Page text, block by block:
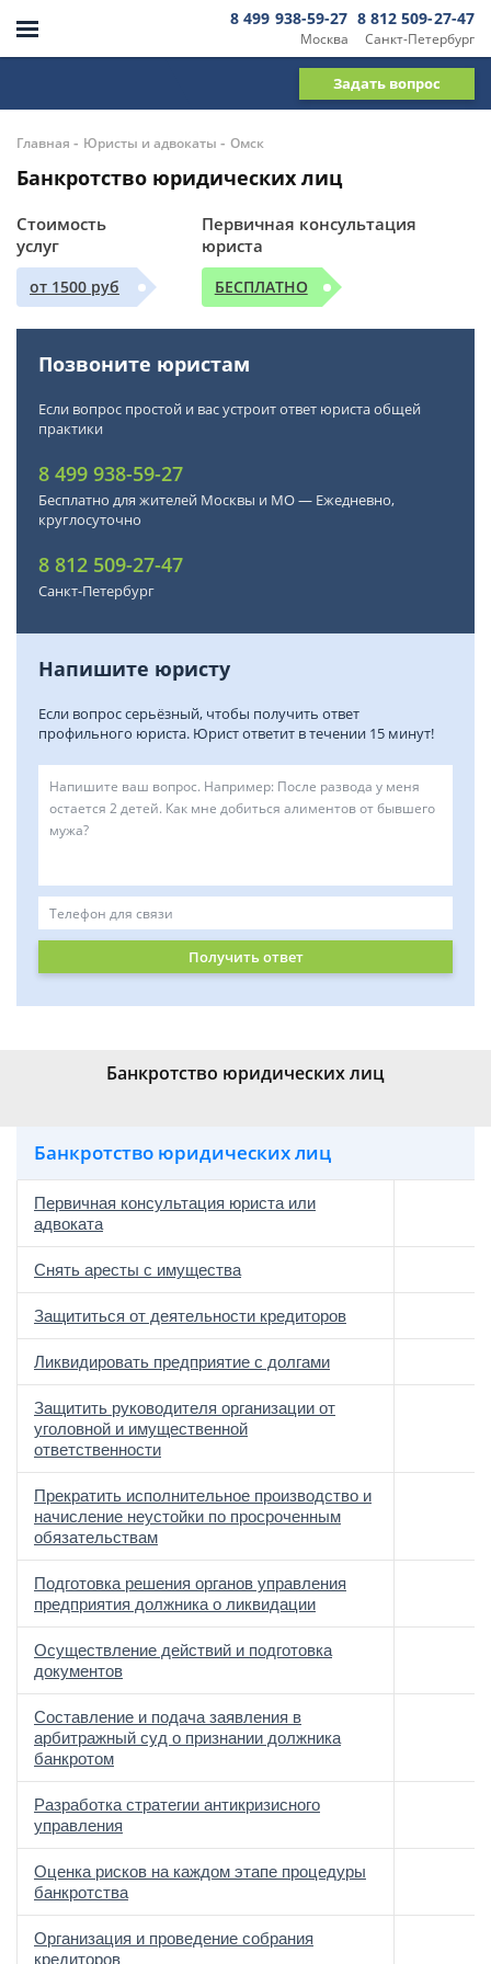
Москва
8 499 938-59-27
Санкт-Петербург
8 812 509-27-47
Задать вопрос
Главная - Юристы и адвокаты - Омск
Банкротство юридических лиц
Стоимость
услуг
от 1500 руб
Первичная консультация
юриста
БЕСПЛАТНО
Позвоните юристам
Если вопрос простой и вас устроит ответ юриста общей
практики
8 499 938-59-27
Бесплатно для жителей Москвы и МО — Ежедневно,
круглосуточно
8 812 509-27-47
Санкт-Петербург
Напишите юристу
Если вопрос серьёзный, чтобы получить ответ
профильного юриста. Юрист ответит в течении 15 минут!
Получить ответ
Банкротство юридических лиц
Банкротство юридических лиц
Первичная консультация юриста или
адвоката
Снять аресты с имущества
Защититься от деятельности кредиторов
Ликвидировать предприятие с долгами
Защитить руководителя организации от
уголовной и имущественной
ответственности
Прекратить исполнительное производство и
начисление неустойки по просроченным
обязательствам
Подготовка решения органов управления
предприятия должника о ликвидации
Осуществление действий и подготовка
документов
Составление и подача заявления в
арбитражный суд о признании должника
банкротом
Разработка стратегии антикризисного
управления
Оценка рисков на каждом этапе процедуры
банкротства
Организация и проведение собрания
кредиторов